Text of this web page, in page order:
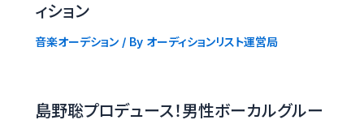
ィション
音楽オーデション/ By オーディションリスト運営局
島野聡プロデュース！男性ボーカルグルー